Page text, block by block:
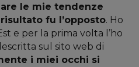
le mie tendenze
fu l’opposto. Ho
e per la prima volta l’ho
sul sito web di
i miei occhi si